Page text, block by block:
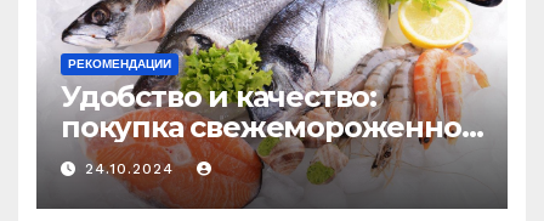
РЕКОМЕНДАЦИИ
Удобство и качество:
покупка свежемороженной
рыбы онлайн
24.10.2024